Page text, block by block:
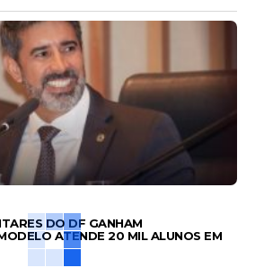
DO DF GANHAM
ATENDE 20 MIL ALUNOS EM